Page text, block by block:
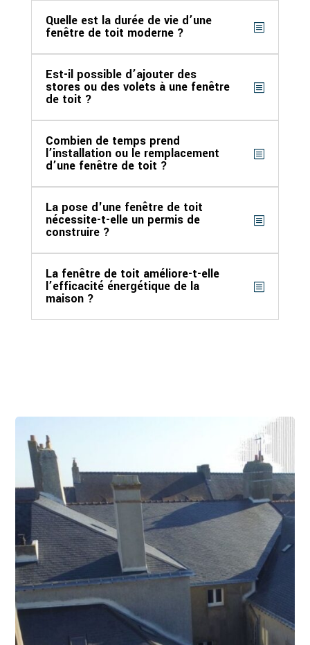
Quelle est la durée de vie d’une
fenêtre de toit moderne ?
Est-il possible d’ajouter des
stores ou des volets à une fenêtre
de toit ?
Combien de temps prend
l’installation ou le remplacement
d’une fenêtre de toit ?
La pose d'une fenêtre de toit
nécessite-t-elle un permis de
construire ?
La fenêtre de toit améliore-t-elle
l’efficacité énergétique de la
maison ?